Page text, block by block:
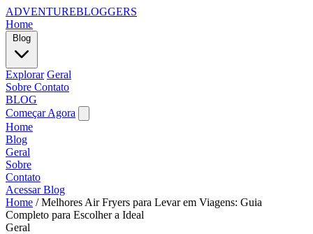
ADVENTUREBLOGGERS
Home
Explorar Geral
Sobre Contato
BLOG
Começar Agora
Home
Blog
Geral
Sobre
Contato
Acessar Blog
Home / Melhores Air Fryers para Levar em Viagens: Guia
Completo para Escolher a Ideal
Geral